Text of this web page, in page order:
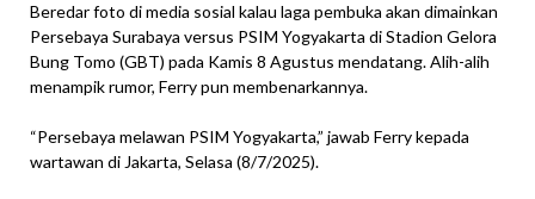
Beredar foto di media sosial kalau laga pembuka akan dimainkan
Persebaya Surabaya versus PSIM Yogyakarta di Stadion Gelora
Bung Tomo (GBT) pada Kamis 8 Agustus mendatang. Alih-alih
menampik rumor, Ferry pun membenarkannya.
“Persebaya melawan PSIM Yogyakarta,” jawab Ferry kepada
wartawan di Jakarta, Selasa (8/7/2025).